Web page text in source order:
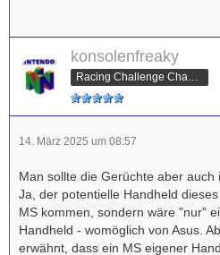
konsolenfreaky
14. März 2025 um 08:57
Man sollte die Gerüchte aber auch
Ja, der potentielle Handheld
MS kommen, sondern wäre "nur"
Handheld - womöglich von Asus.
erwähnt, dass ein MS eigener